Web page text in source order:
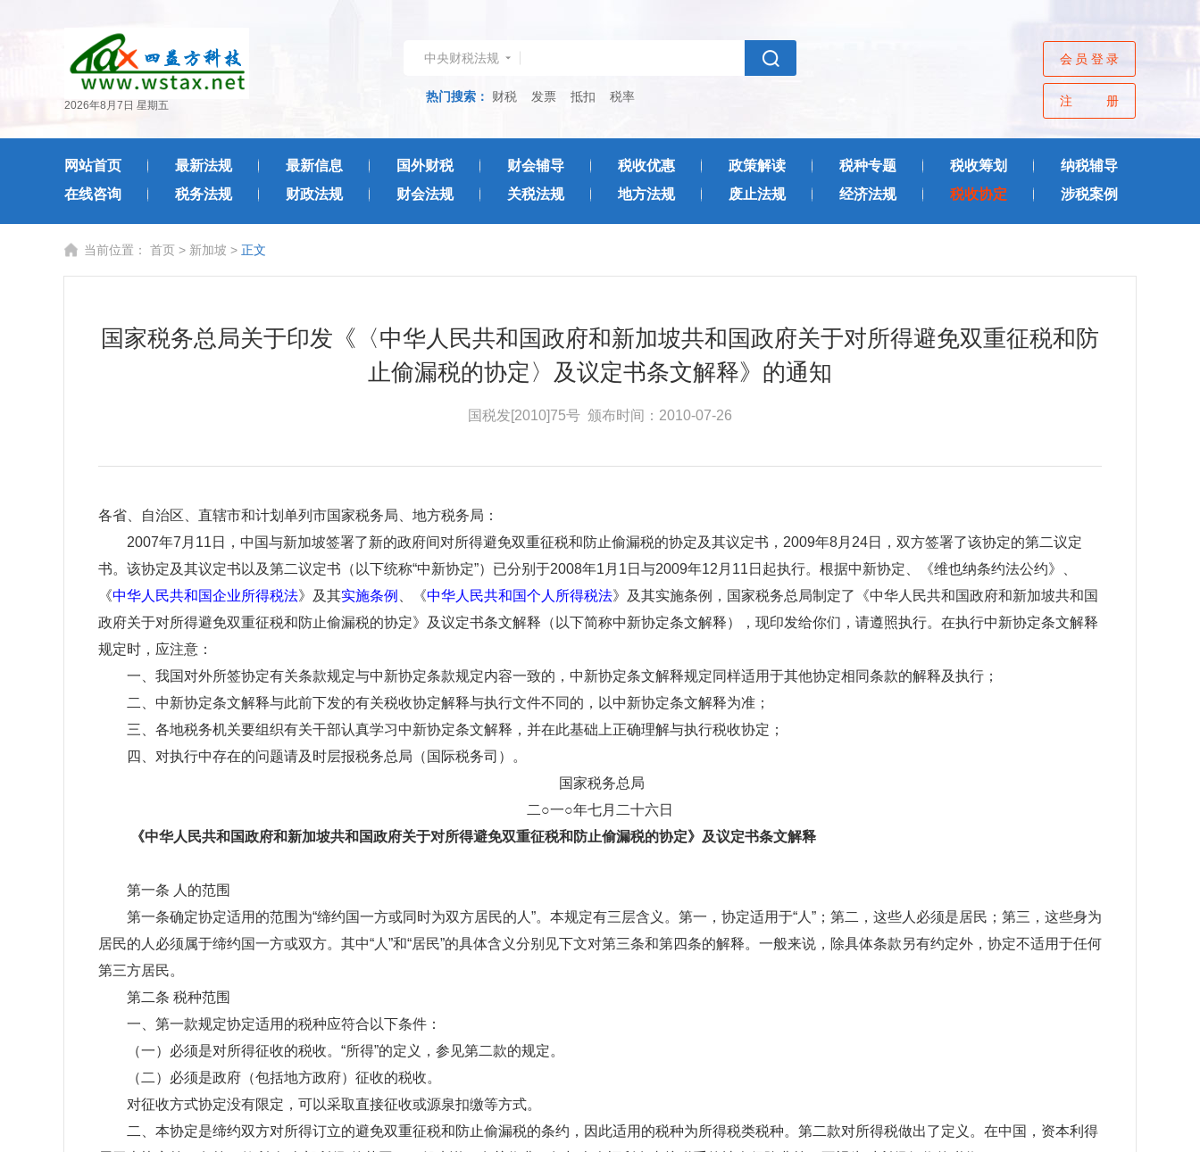
2026年8月7日 星期五
中央财税法规
热门搜索： 财税 发票 抵扣 税率
会员登录
注册
网站首页 最新法规 最新信息 国外财税 财会辅导 税收优惠 政策解读 税种专题 税收筹划
纳税辅导
在线咨询
税务法规 财政法规 财会法规 关税法规 地方法规 废止法规 经济法规 税收协定 涉税案例
当前位置： 首页 > 新加坡 > 正文
国家税务总局关于印发《〈中华人民共和国政府和新加坡共和国政府关于对所得避免双重征税和防
止偷漏税的协定〉及议定书条文解释》的通知
国税发[2010]75号 颁布时间：2010-07-26
各省、自治区、直辖市和计划单列市国家税务局、地方税务局：
2007年7月11日，中国与新加坡签署了新的政府间对所得避免双重征税和防止偷漏税的协定及其议定书，2009年8月24日，双方签署了该协定的第二议定
书。该协定及其议定书以及第二议定书（以下统称“中新协定”）已分别于2008年1月1日与2009年12月11日起执行。根据中新协定、《维也纳条约法公约》、
《中华人民共和国企业所得税法》及其实施条例 、《中华人民共和国个人所得税法》及其实施条例，国家税务总局制定了《中华人民共和国政府和新加坡共和国
政府关于对所得避免双重征税和防止偷漏税的协定》及议定书条文解释（以下简称中新协定条文解释），现印发给你们，请遵照执行。在执行中新协定条文解释
规定时，应注意：
一、我国对外所签协定有关条款规定与中新协定条款规定内容一致的，中新协定条文解释规定同样适用于其他协定相同条款的解释及执行；
二、中新协定条文解释与此前下发的有关税收协定解释与执行文件不同的，以中新协定条文解释为准；
三、各地税务机关要组织有关干部认真学习中新协定条文解释，并在此基础上正确理解与执行税收协定；
四、对执行中存在的问题请及时层报税务总局（国际税务司）。
国家税务总局
二○一○年七月二十六日
《中华人民共和国政府和新加坡共和国政府关于对所得避免双重征税和防止偷漏税的协定》及议定书条文解释
第一条 人的范围
第一条确定协定适用的范围为“缔约国一方或同时为双方居民的人”。本规定有三层含义。第一，协定适用于“人”；第二，这些人必须是居民；第三，这些身为
居民的人必须属于缔约国一方或双方。其中“人”和“居民”的具体含义分别见下文对第三条和第四条的解释。一般来说，除具体条款另有约定外，协定不适用于任何
第三方居民。
第二条 税种范围
一、第一款规定协定适用的税种应符合以下条件：
（一）必须是对所得征收的税收。“所得”的定义，参见第二款的规定。
（二）必须是政府（包括地方政府）征收的税收。
对征收方式协定没有限定，可以采取直接征收或源泉扣缴等方式。
二、本协定是缔约双方对所得订立的避免双重征税和防止偷漏税的条约，因此适用的税种为所得税类税种。第二款对所得税做出了定义。在中国，资本利得